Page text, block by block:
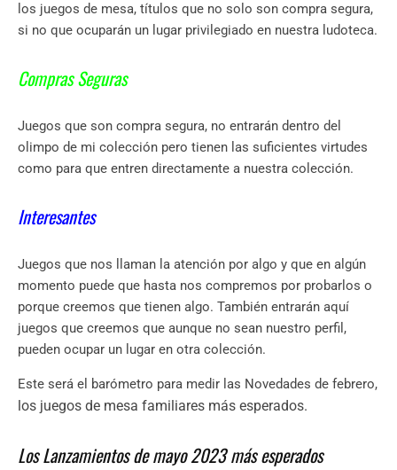
los juegos de mesa, títulos que no solo son compra segura,
si no que ocuparán un lugar privilegiado en nuestra ludoteca.
Compras Seguras
Juegos que son compra segura, no entrarán dentro del
olimpo de mi colección pero tienen las suficientes virtudes
como para que entren directamente a nuestra colección.
Interesantes
Juegos que nos llaman la atención por algo y que en algún
momento puede que hasta nos compremos por probarlos o
porque creemos que tienen algo. También entrarán aquí
juegos que creemos que aunque no sean nuestro perfil,
pueden ocupar un lugar en otra colección.
Este será el barómetro para medir las Novedades de febrero,
los juegos de mesa familiares más esperados.
Los Lanzamientos de mayo 2023 más esperados